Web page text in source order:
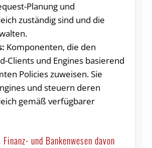
Planung und
zuständig sind und die
Komponenten, die den
Clients und Engines basierend
Policies zuweisen. Sie
und steuern deren
gemäß verfügbarer
und Bankenwesen davon